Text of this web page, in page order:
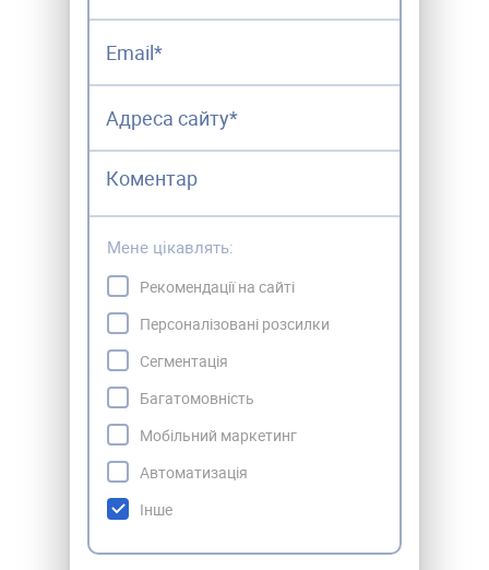
Мене цікавлять:
Рекомендації на сайті
Персоналізовані розсилки
Сегментація
Багатомовність
Мобільний маркетинг
Автоматизація
Інше